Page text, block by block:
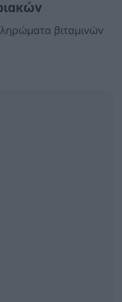
βιταμινών